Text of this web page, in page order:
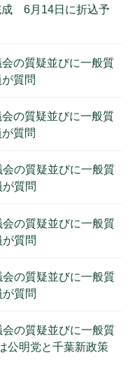
成 6月14日に折込予
の質疑並びに一般質
質問
の質疑並びに一般質
質問
の質疑並びに一般質
質問
の質疑並びに一般質
質問
の質疑並びに一般質
質問
の質疑並びに一般質
公明党と千葉新政策